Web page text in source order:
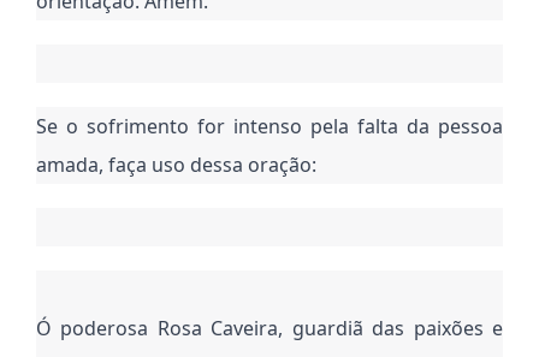
Se o sofrimento for intenso pela falta da pessoa
amada, faça uso dessa oração:
Ó poderosa Rosa Caveira, guardiã das paixões e